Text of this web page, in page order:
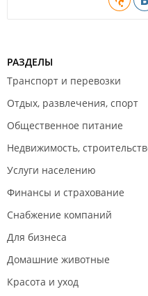
РАЗДЕЛЫ
Транспорт и перевозки
Отдых, развлечения, спорт
Общественное питание
Недвижимость,
Услуги населению
Финансы и страхование
Снабжение компаний
Для бизнеса
Домашние животные
Красота и уход